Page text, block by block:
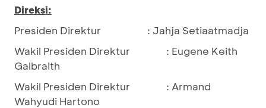
Direksi:
Presiden Direktur
: Jahja Setiaatmadja
Wakil Presiden Direktur
: Eugene Keith
Galbraith
Wakil Presiden Direktur
: Armand
Wahyudi Hartono